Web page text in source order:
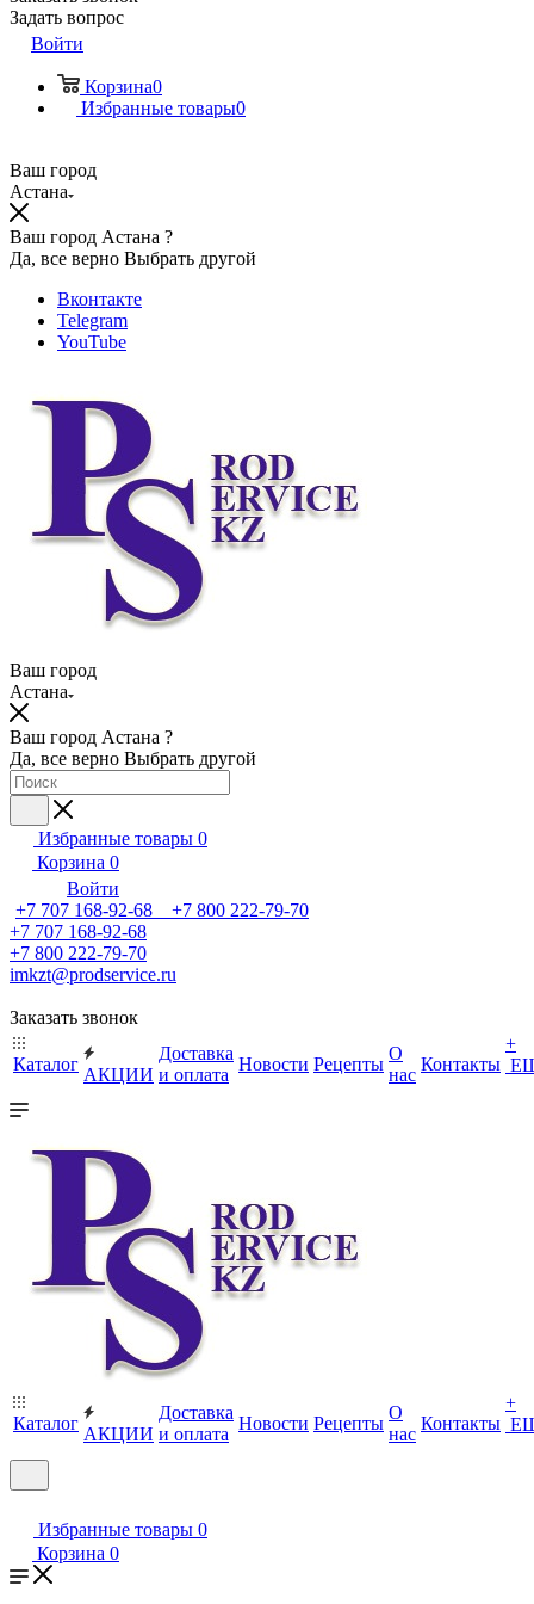
Задать вопрос
Войти
Корзина0
Избранные товары0
Ваш город
Астана
Ваш город Астана ?
Да, все верно Выбрать другой
Вконтакте
Telegram
YouTube
Ваш город
Астана
Ваш город Астана ?
Да, все верно Выбрать другой
Избранные товары 0
Корзина 0
Войти
+7 707 168-92-68 +7 800 222-79-70
+7 707 168-92-68
+7 800 222-79-70
imkzt@prodservice.ru
Заказать звонок
Каталог
АКЦИИ
Доставка
и оплата
Новости Рецепты
О
нас
Контакты
+
Каталог
АКЦИИ
Доставка
и оплата
Новости Рецепты
О
нас
Контакты
+
Избранные товары 0
Корзина 0